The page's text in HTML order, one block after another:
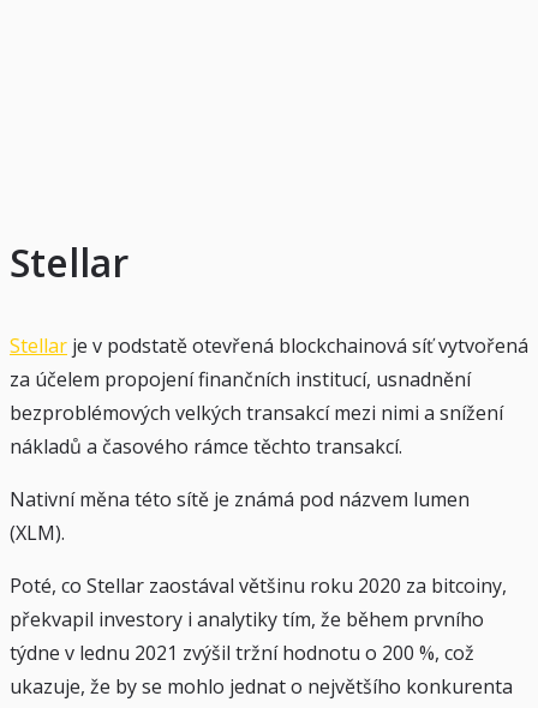
Stellar
Stellar je v podstatě otevřená blockchainová síť vytvořená
za účelem propojení finančních institucí, usnadnění
bezproblémových velkých transakcí mezi nimi a snížení
nákladů a časového rámce těchto transakcí.
Nativní měna této sítě je známá pod názvem lumen
(XLM).
Poté, co Stellar zaostával většinu roku 2020 za bitcoiny,
překvapil investory i analytiky tím, že během prvního
týdne v lednu 2021 zvýšil tržní hodnotu o 200 %, což
ukazuje, že by se mohlo jednat o největšího konkurenta